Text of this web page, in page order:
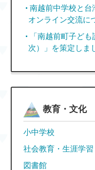
南越前中学校と台
オンライン交流に
「南越前町子ど
次）」を策定しま
教育・文化
小中学校
社会教育・生涯学習
図書館